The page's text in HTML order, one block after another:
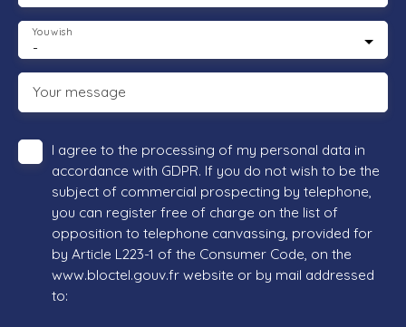
-
You wish
Your message
I agree to the processing of my personal data in
accordance with GDPR. If you do not wish to be the
subject of commercial prospecting by telephone,
you can register free of charge on the list of
opposition to telephone canvassing, provided for
by Article L223-1 of the Consumer Code, on the
www.bloctel.gouv.fr website or by mail addressed
to: